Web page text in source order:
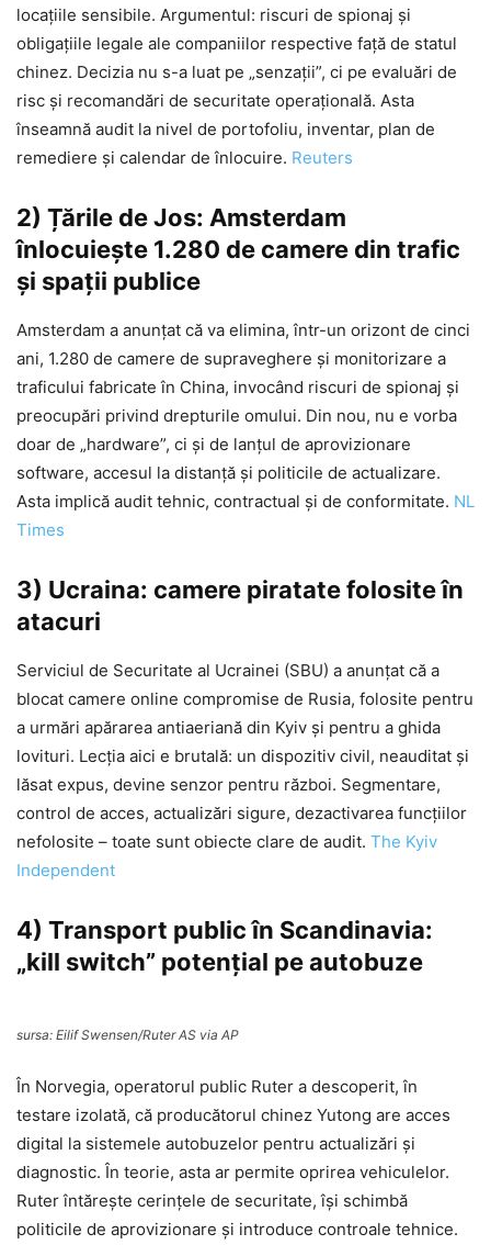
locațiile sensibile. Argumentul: riscuri de spionaj și
obligațiile legale ale companiilor respective față de statul
chinez. Decizia nu s-a luat pe „senzații”, ci pe evaluări de
risc și recomandări de securitate operațională. Asta
înseamnă audit la nivel de portofoliu, inventar, plan de
remediere și calendar de înlocuire. Reuters
2) Țările de Jos: Amsterdam
înlocuiește 1.280 de camere din trafic
și spații publice
Amsterdam a anunțat că va elimina, într-un orizont de cinci
ani, 1.280 de camere de supraveghere și monitorizare a
traficului fabricate în China, invocând riscuri de spionaj și
preocupări privind drepturile omului. Din nou, nu e vorba
doar de „hardware”, ci și de lanțul de aprovizionare
software, accesul la distanță și politicile de actualizare.
Asta implică audit tehnic, contractual și de conformitate. NL
Times
3) Ucraina: camere piratate folosite în
atacuri
Serviciul de Securitate al Ucrainei (SBU) a anunțat că a
blocat camere online compromise de Rusia, folosite pentru
a urmări apărarea antiaeriană din Kyiv și pentru a ghida
lovituri. Lecția aici e brutală: un dispozitiv civil, neauditat și
lăsat expus, devine senzor pentru război. Segmentare,
control de acces, actualizări sigure, dezactivarea funcțiilor
nefolosite – toate sunt obiecte clare de audit. The Kyiv
Independent
4) Transport public în Scandinavia:
„kill switch” potențial pe autobuze
sursa: Eilif Swensen/Ruter AS via AP
În Norvegia, operatorul public Ruter a descoperit, în
testare izolată, că producătorul chinez Yutong are acces
digital la sistemele autobuzelor pentru actualizări și
diagnostic. În teorie, asta ar permite oprirea vehiculelor.
Ruter întărește cerințele de securitate, își schimbă
politicile de aprovizionare și introduce controale tehnice.